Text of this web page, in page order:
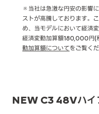
※当社は急激な円安の影響
ストが高騰しております。
め、当モデルにおいて経済
経済変動加算額180,000円(
動加算額についてをご覧くだ
NEW C3 48Vハイ